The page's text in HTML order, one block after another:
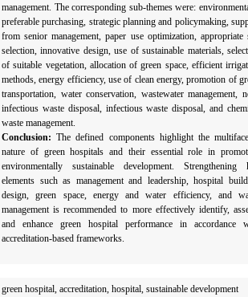
management. The corresponding sub-themes were:
preferable purchasing, strategic planning and policymaking,
from senior management, paper use optimization,
selection, innovative design, use of sustainable materials,
of suitable vegetation, allocation of green space, efficient
methods, energy efficiency, use of clean energy, promotion of
transportation, water conservation, wastewater management,
infectious waste disposal, infectious waste disposal, and
waste management.
Conclusion:The defined components highlight the
nature of green hospitals and their essential role in
environmentally sustainable development. Strengthening
elements such as management and leadership, hospital
design, green space, energy and water efficiency, and
management is recommended to more effectively identify,
and enhance green hospital performance in accordance
accreditation-based frameworks.
green hospital, accreditation, hospital, sustainable development